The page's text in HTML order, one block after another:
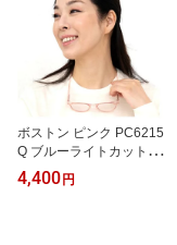
ボストン ピンク PC6215
Q ブルーライトカット付
きリーディンググラス ネ
ックリーダーズ スタンダ
4,400 円